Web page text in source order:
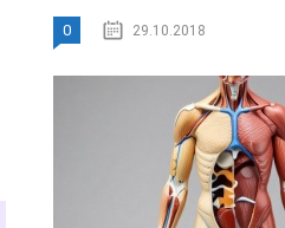
0 29.10.2018